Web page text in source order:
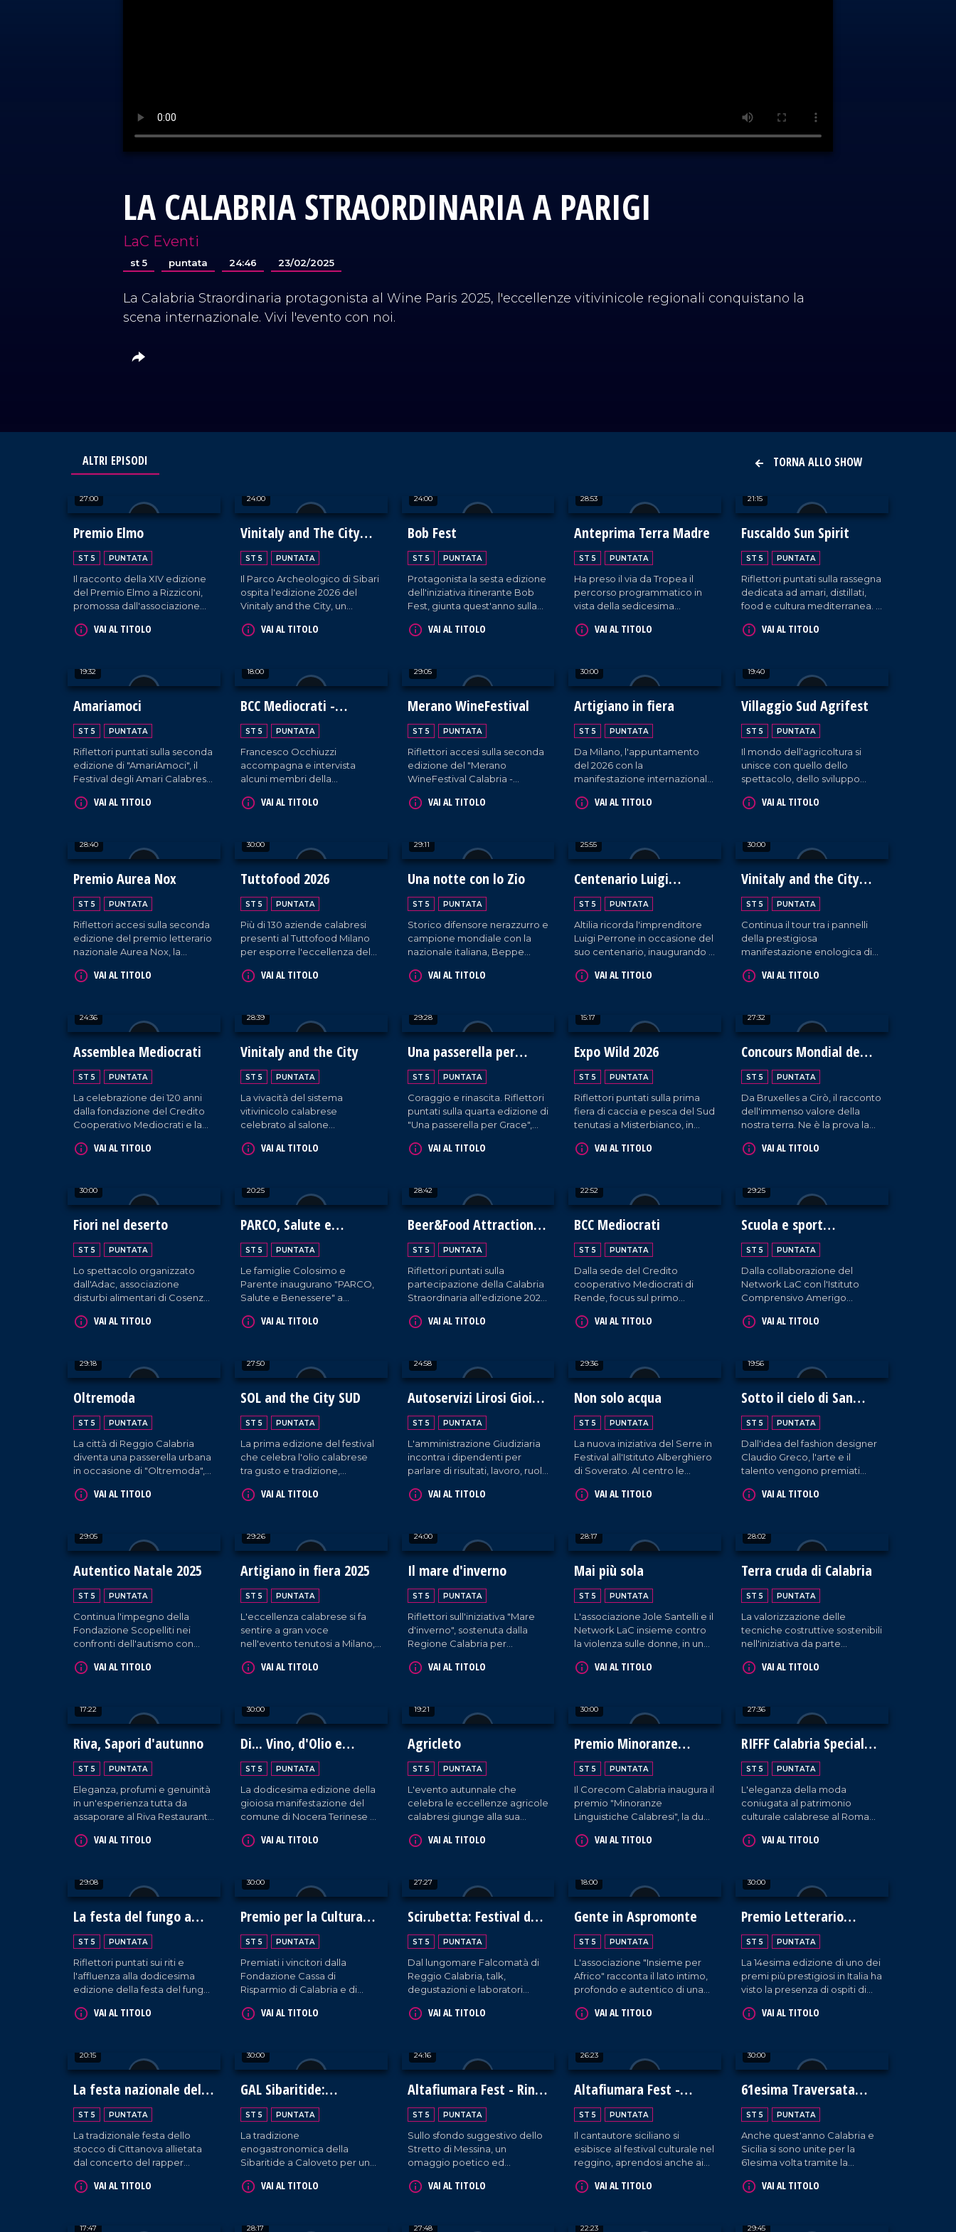
LA CALABRIA STRAORDINARIA A PARIGI
LaC Eventi
st 5 puntata 24:46 23/02/2025
La Calabria Straordinaria protagonista al Wine Paris 2025, l'eccellenze vitivinicole regionali conquistano la
scena internazionale. Vivi l'evento con noi.
TORNA ALLO SHOW
ALTRI EPISODI
27:00
Premio Elmo
ST 5 PUNTATA
Il racconto della XIV edizione
del Premio Elmo a Rizziconi,
promossa dall'associazione
eccellenze del panorama
VAI AL TITOLO
24:00
Vinitaly and The City
2026
ST 5 PUNTATA
Il Parco Archeologico di Sibari
ospita l'edizione 2026 del
Vinitaly and the City, un
del Mediterraneo tra
VAI AL TITOLO
24:00
Bob Fest
ST 5 PUNTATA
Protagonista la sesta edizione
dell'iniziativa itinerante Bob
Fest, giunta quest'anno sulla
uno scopo benefico:
VAI AL TITOLO
28:53
Anteprima Terra Madre
ST 5 PUNTATA
Ha preso il via da Tropea il
percorso programmatico in
vista della sedicesima
di Torino tramite l'iniziativa
al centro il tema della
biodiversità, ridefinita come
risorsa cruciale e valore
condiviso sul piano culturale,
ambientale e sociale.
VAI AL TITOLO
21:15
Fuscaldo Sun Spirit
ST 5 PUNTATA
Riflettori puntati sulla rassegna
dedicata ad amari, distillati,
food e cultura mediterranea. A
'Sun Spirit'.
VAI AL TITOLO
19:32
Amariamoci
ST 5 PUNTATA
Riflettori puntati sulla seconda
edizione di "AmariAmoci", il
Festival degli Amari Calabresi
VAI AL TITOLO
18:00
BCC Mediocrati -
Speciale Vaticano
ST 5 PUNTATA
Francesco Occhiuzzi
accompagna e intervista
alcuni membri della
rappresentanti di oltre 200
udienza da Papa Leone XIV
nel cuore del Vaticano.
VAI AL TITOLO
29:05
Merano WineFestival
ST 5 PUNTATA
Riflettori accesi sulla seconda
edizione del "Merano
WineFestival Calabria -
produttori food, centinaia di
estera.
VAI AL TITOLO
30:00
Artigiano in fiera
ST 5 PUNTATA
Da Milano, l'appuntamento
del 2026 con la
manifestazione internazionale
all'enogastronomia.
VAI AL TITOLO
19:40
Villaggio Sud Agrifest
ST 5 PUNTATA
Il mondo dell'agricoltura si
unisce con quello dello
spettacolo, dello sviluppo
etico, dando vita a un grande
VAI AL TITOLO
28:40
Premio Aurea Nox
ST 5 PUNTATA
Riflettori accesi sulla seconda
edizione del premio letterario
nazionale Aurea Nox, la
tenutasi a Chiaravalle Centrale
comunale e della Consulta
della Cultura.
VAI AL TITOLO
30:00
Tuttofood 2026
ST 5 PUNTATA
Più di 130 aziende calabresi
presenti al Tuttofood Milano
per esporre l'eccellenza del
arrivo da tutto il mondo.
VAI AL TITOLO
29:11
Una notte con lo Zio
ST 5 PUNTATA
Storico difensore nerazzurro e
campione mondiale con la
nazionale italiana, Beppe
una serata all'insegna della
VAI AL TITOLO
25:55
Centenario Luigi
Perrone
ST 5 PUNTATA
Altilia ricorda l'imprenditore
Luigi Perrone in occasione del
suo centenario, inaugurando il
IperContè alla presenza
VAI AL TITOLO
30:00
Vinitaly and the City
Parte II
ST 5 PUNTATA
Continua il tour tra i pannelli
della prestigiosa
manifestazione enologica di
interviste formative,
VAI AL TITOLO
24:36
Assemblea Mediocrati
ST 5 PUNTATA
La celebrazione dei 120 anni
dalla fondazione del Credito
Cooperativo Mediocrati e la
Melagrana d'Argento.
VAI AL TITOLO
28:39
Vinitaly and the City
ST 5 PUNTATA
La vivacità del sistema
vitivinicolo calabrese
celebrato al salone
Verona, tra esposizioni,
VAI AL TITOLO
29:28
Una passerella per
Grace
ST 5 PUNTATA
Coraggio e rinascita. Riflettori
puntati sulla quarta edizione di
"Una passerella per Grace",
donne oncologiche che non si
splendore.
VAI AL TITOLO
15:17
Expo Wild 2026
ST 5 PUNTATA
Riflettori puntati sulla prima
fiera di caccia e pesca del Sud
tenutasi a Misterbianco, in
VAI AL TITOLO
27:32
Concours Mondial de
Bruxelles
ST 5 PUNTATA
Da Bruxelles a Cirò, il racconto
dell'immenso valore della
nostra terra. Ne è la prova la
del "Concours Mondial de
visto la partecipazione di 20
Paesi, oltre 100 etichette e i
palati più esperti al mondo.
VAI AL TITOLO
30:00
Fiori nel deserto
ST 5 PUNTATA
Lo spettacolo organizzato
dall'Adac, associazione
disturbi alimentari di Cosenza,
nazionale del Fiocchetto Lilla.
VAI AL TITOLO
20:25
PARCO, Salute e
Benessere
ST 5 PUNTATA
Le famiglie Colosimo e
Parente inaugurano "PARCO,
Salute e Benessere" a
servizi integrati di riabilitazione
VAI AL TITOLO
28:42
Beer&Food Attraction
2026
ST 5 PUNTATA
Riflettori puntati sulla
partecipazione della Calabria
Straordinaria all'edizione 2026
Rimini.VAI AL TITOLO
22:52
BCC Mediocrati
ST 5 PUNTATA
Dalla sede del Credito
cooperativo Mediocrati di
Rende, focus sul primo
sociale e la cooperazione
VAI AL TITOLO
29:25
Scuola e sport
incontrano
l'informazione
ST 5 PUNTATA
Dalla collaborazione del
Network LaC con l'Istituto
Comprensivo Amerigo
nasce un'iniziativa che aiuta i
Solidarietà. Il PalaSport di
Pizzo diventa, così, luogo di
incontro, sensibilizzazione e
perfino convivialità grazie alle
prelibatezze del Riva
Restaurant di Falerna.
VAI AL TITOLO
29:18
Oltremoda
ST 5 PUNTATA
La città di Reggio Calabria
diventa una passerella urbana
in occasione di "Oltremoda",
ospiti di prestigio.
VAI AL TITOLO
27:50
SOL and the City SUD
ST 5 PUNTATA
La prima edizione del festival
che celebra l'olio calabrese
tra gusto e tradizione,
Catanzaro.
VAI AL TITOLO
24:58
Autoservizi Lirosi Gioia
Tauro: Lavoro e legalità
ST 5 PUNTATA
L'amministrazione Giudiziaria
incontra i dipendenti per
parlare di risultati, lavoro, ruolo
pratiche in territori complessi.
VAI AL TITOLO
29:36
Non solo acqua
ST 5 PUNTATA
La nuova iniziativa del Serre in
Festival all'Istituto Alberghiero
di Soverato. Al centro le
calabresi.
VAI AL TITOLO
19:56
Sotto il cielo di San
Francesco
ST 5 PUNTATA
Dall'idea del fashion designer
Claudio Greco, l'arte e il
talento vengono premiati
Patrono della Calabria.
VAI AL TITOLO
29:05
Autentico Natale 2025
ST 5 PUNTATA
Continua l'impegno della
Fondazione Scopelliti nei
confronti dell'autismo con
Calabria.VAI AL TITOLO
29:26
Artigiano in fiera 2025
ST 5 PUNTATA
L'eccellenza calabrese si fa
sentire a gran voce
nell'evento tenutosi a Milano,
aziende presenti nel
VAI AL TITOLO
24:00
Il mare d'inverno
ST 5 PUNTATA
Riflettori sull'iniziativa "Mare
d'inverno", sostenuta dalla
Regione Calabria per
Tra le 11 tappe nella nostra
quella nel quartiere Lido di
Catanzaro.
VAI AL TITOLO
28:17
Mai più sola
ST 5 PUNTATA
L'associazione Jole Santelli e il
Network LaC insieme contro
la violenza sulle donne, in una
organizzata a Reggio
VAI AL TITOLO
28:02
Terra cruda di Calabria
ST 5 PUNTATA
La valorizzazione delle
tecniche costruttive sostenibili
nell'iniziativa da parte
terra cruda" a Zambrone.
VAI AL TITOLO
17:22
Riva, Sapori d'autunno
ST 5 PUNTATA
Eleganza, profumi e genuinità
in un'esperienza tutta da
assaporare al Riva Restaurant
VAI AL TITOLO
30:00
Di... Vino, d'Olio e
Dintorni
ST 5 PUNTATA
La dodicesima edizione della
gioiosa manifestazione del
comune di Nocera Terinese a
VAI AL TITOLO
19:21
Agricleto
ST 5 PUNTATA
L'evento autunnale che
celebra le eccellenze agricole
calabresi giunge alla sua
VAI AL TITOLO
30:00
Premio Minoranze
Linguistiche Calabresi
ST 5 PUNTATA
Il Corecom Calabria inaugura il
premio "Minoranze
Linguistiche Calabresi", la due
di promuovere l'identità della
VAI AL TITOLO
27:36
RIFFF Calabria Special
Edition
ST 5 PUNTATA
L'eleganza della moda
coniugata al patrimonio
culturale calabrese al Roma
Festival che per la prima volta
VAI AL TITOLO
29:08
La festa del fungo a
Serra San Bruno
ST 5 PUNTATA
Riflettori puntati sui riti e
l'affluenza alla dodicesima
edizione della festa del fungo
biodiversità e turismo
VAI AL TITOLO
30:00
Premio per la Cultura
Mediterranea
ST 5 PUNTATA
Premiati i vincitori dalla
Fondazione Cassa di
Risparmio di Calabria e di
diciannovesima edizione del
VAI AL TITOLO
27:27
Scirubetta: Festival del
Gelato Artigianale
ST 5 PUNTATA
Dal lungomare Falcomatà di
Reggio Calabria, talk,
degustazioni e laboratori
maestria culinaria di gelatieri
VAI AL TITOLO
18:00
Gente in Aspromonte
ST 5 PUNTATA
L'associazione "Insieme per
Africo" racconta il lato intimo,
profondo e autentico di una
spesso tenuta ai margini.
VAI AL TITOLO
30:00
Premio Letterario
Caccuri
ST 5 PUNTATA
La 14esima edizione di uno dei
premi più prestigiosi in Italia ha
visto la presenza di ospiti di
settore della comunicazione
VAI AL TITOLO
20:15
La festa nazionale dello
stocco
ST 5 PUNTATA
La tradizionale festa dello
stocco di Cittanova allietata
dal concerto del rapper
VAI AL TITOLO
30:00
GAL Sibaritide:
governare la bellezza
ST 5 PUNTATA
La tradizione
enogastronomica della
Sibaritide a Caloveto per un
governarne le bellezza.
VAI AL TITOLO
24:16
Altafiumara Fest - Rino
Gaetano Band
ST 5 PUNTATA
Sullo sfondo suggestivo dello
Stretto di Messina, un
omaggio poetico ed
calabrese da parte della sua
VAI AL TITOLO
26:23
Altafiumara Fest -
Mario Venuti
ST 5 PUNTATA
Il cantautore siciliano si
esibisce al festival culturale nel
reggino, aprendosi anche ai
VAI AL TITOLO
30:00
61esima Traversata
dello Stretto
ST 5 PUNTATA
Anche quest'anno Calabria e
Sicilia si sono unite per la
61esima volta tramite la
storica gara che vede la
VAI AL TITOLO
17:47 28:17 27:48 22:23 29:45